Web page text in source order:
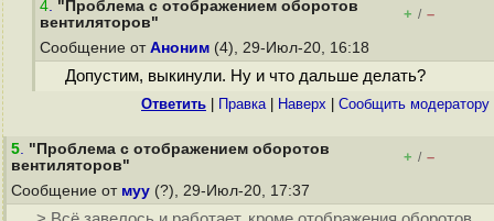
4. "Проблема с отображением оборотов
вентиляторов"
+ / –
Сообщение от Аноним (4), 29-Июл-20, 16:18
Допустим, выкинули. Ну и что дальше делать?
Ответить Правка| Наверх Cообщить модератору
5. "Проблема с отображением оборотов
вентиляторов"
+ / –
Сообщение от муу (?), 29-Июл-20, 17:37